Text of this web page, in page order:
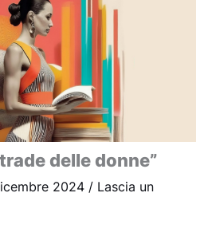
delle donne”
2024 / Lascia un